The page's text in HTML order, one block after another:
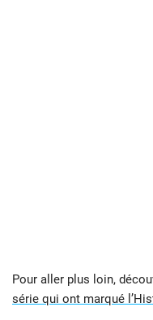
Pour aller plus loin,
série qui ont marqué